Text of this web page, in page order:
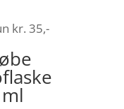
kr. 35,-